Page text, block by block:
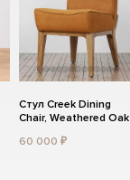
Стул Creek Dining
Chair, Weathered Oak
60 000 ₽